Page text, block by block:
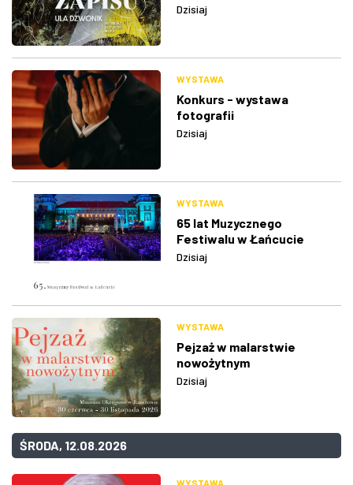
Dzisiaj
WYSTAWA
Konkurs - wystawa
fotografii
Dzisiaj
WYSTAWA
65 lat Muzycznego
Festiwalu w Łańcucie
Dzisiaj
WYSTAWA
Pejzaż w malarstwie
nowożytnym
Dzisiaj
ŚRODA, 12.08.2026